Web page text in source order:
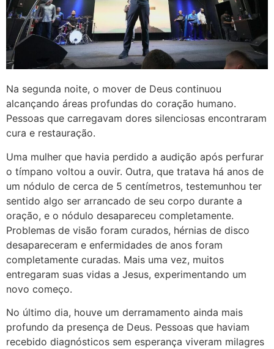
Na segunda noite, o mover de Deus continuou
alcançando áreas profundas do coração humano.
Pessoas que carregavam dores silenciosas encontraram
cura e restauração.
Uma mulher que havia perdido a audição após perfurar
o tímpano voltou a ouvir. Outra, que tratava há anos de
um nódulo de cerca de 5 centímetros, testemunhou ter
sentido algo ser arrancado de seu corpo durante a
oração, e o nódulo desapareceu completamente.
Problemas de visão foram curados, hérnias de disco
desapareceram e enfermidades de anos foram
completamente curadas. Mais uma vez, muitos
entregaram suas vidas a Jesus, experimentando um
novo começo.
No último dia, houve um derramamento ainda mais
profundo da presença de Deus. Pessoas que haviam
recebido diagnósticos sem esperança viveram milagres